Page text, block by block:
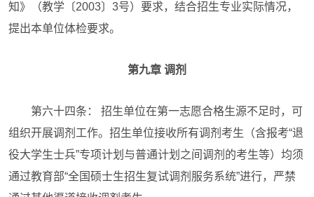
知》（教学〔2003〕3号）要求，结合招生专业实际情况，
提出本单位体检要求。
第九章 调剂
第六十四条： 招生单位在第一志愿合格生源不足时，可
组织开展调剂工作。招生单位接收所有调剂考生（含报考“退
役大学生士兵”专项计划与普通计划之间调剂的考生等）均须
通过教育部“全国硕士生招生复试调剂服务系统”进行，严禁